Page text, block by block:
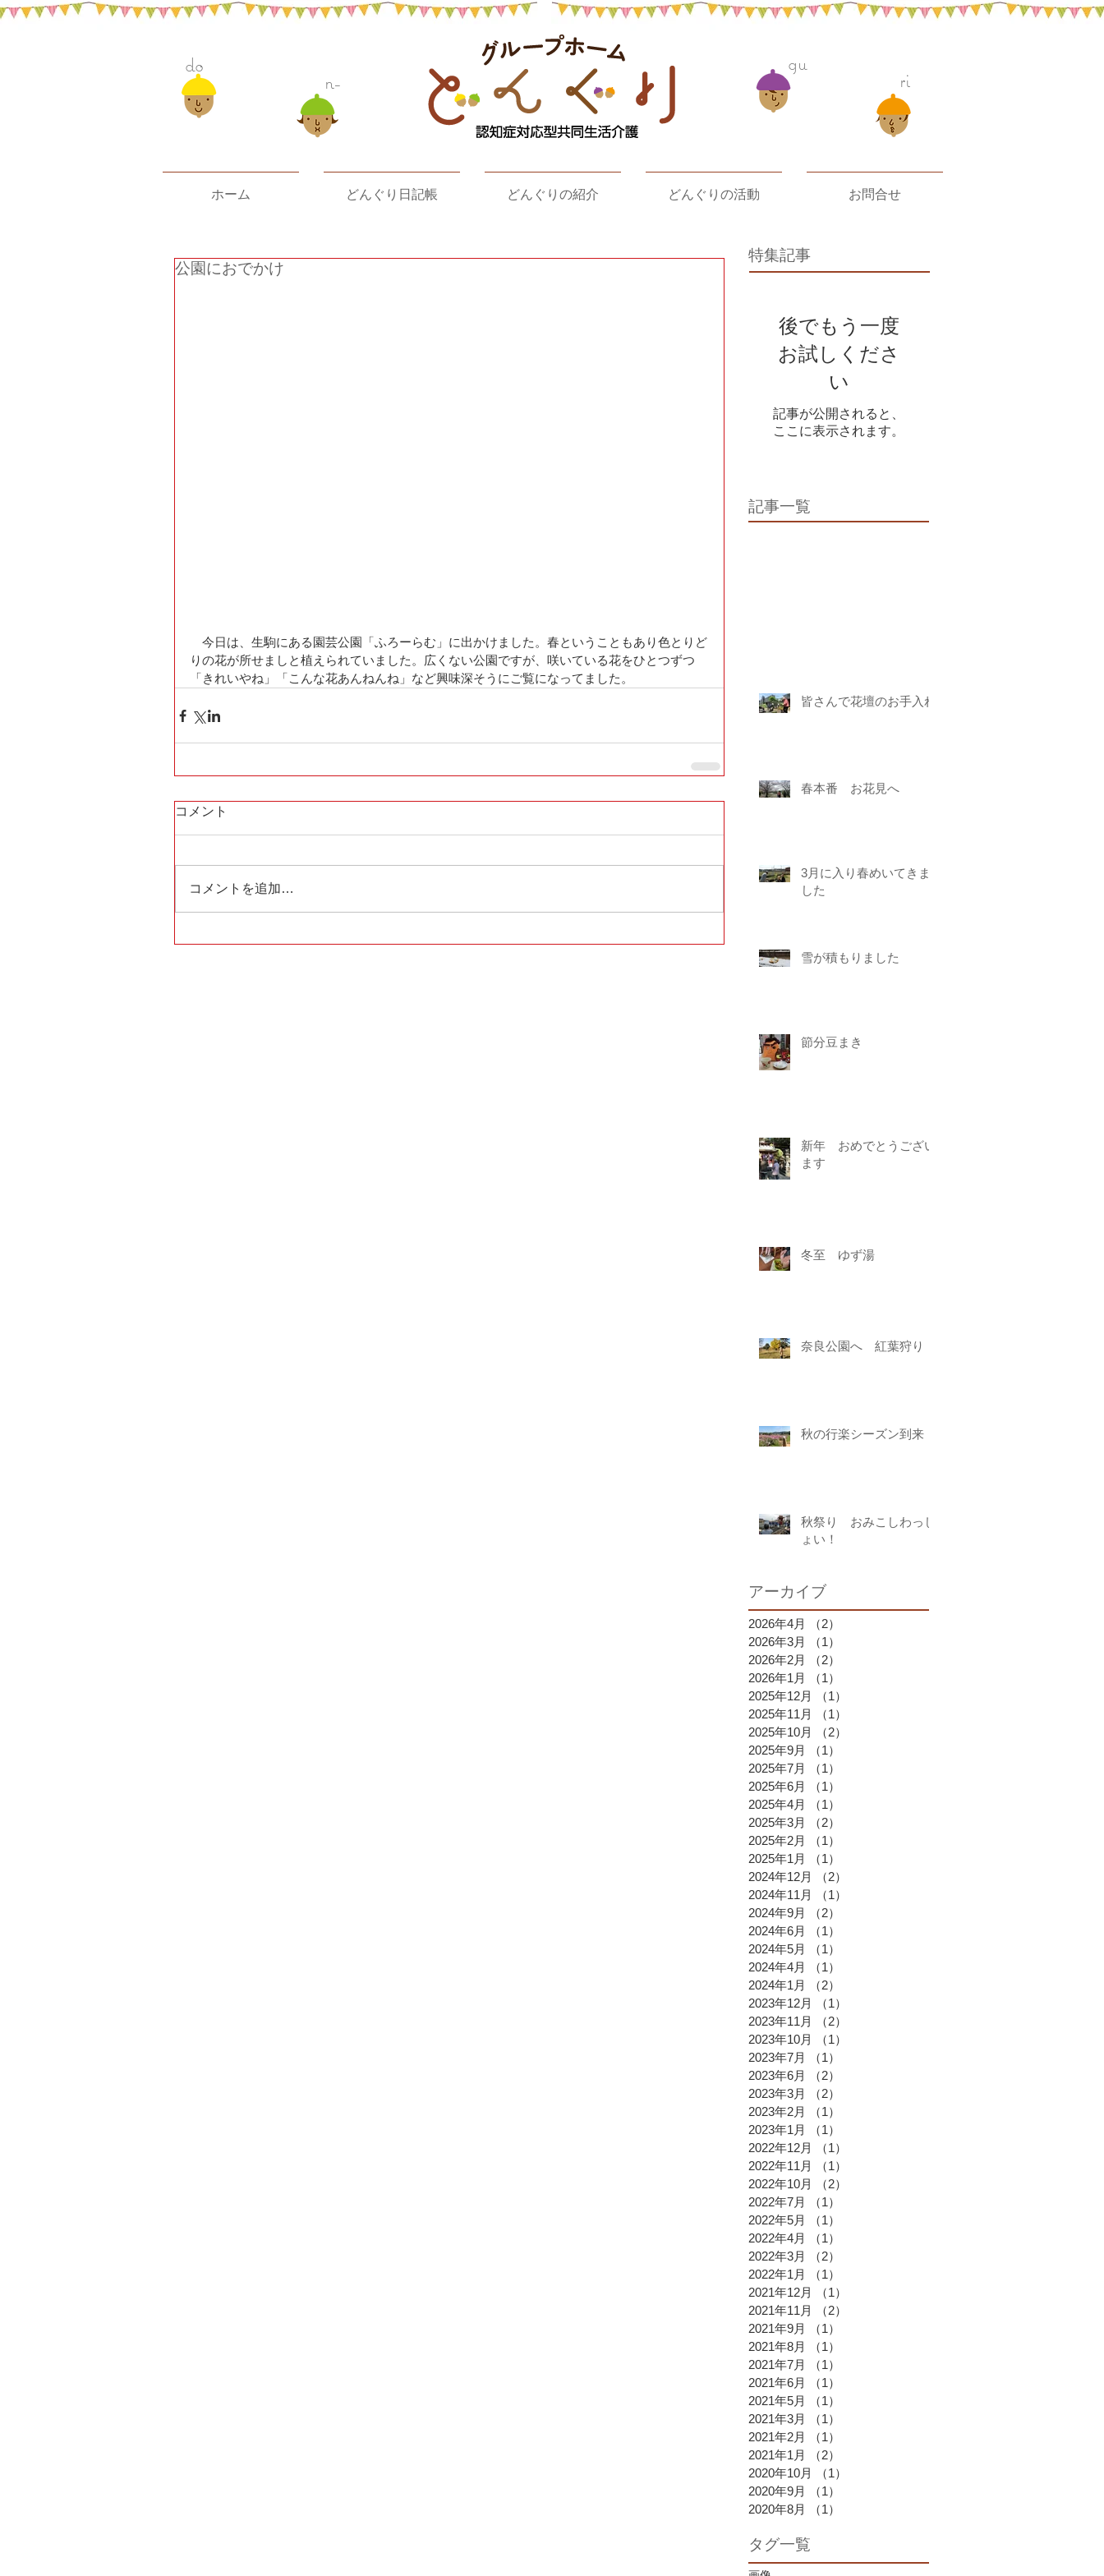
do
n-
gu
ri
ホーム どんぐり日記帳 どんぐりの紹介 どんぐりの活動 お問合せ
公園におでかけ
今日は、生駒にある園芸公園「ふろーらむ」に出かけました。春ということもあり色とりど
りの花が所せましと植えられていました。広くない公園ですが、咲いている花をひとつずつ
「きれいやね」「こんな花あんねんね」など興味深そうにご覧になってました。
コメント
コメントを追加…
特集記事
後でもう一度
お試しくださ
い
記事が公開されると、
ここに表示されます。
記事一覧
皆さんで花壇のお手入れ
春本番 お花見へ
3月に入り春めいてきま
した
雪が積もりました
節分豆まき
新年 おめでとうござい
ます
冬至 ゆず湯
奈良公園へ 紅葉狩り
秋の行楽シーズン到来
秋祭り おみこしわっし
ょい！
アーカイブ
2026年4月 （2）
2026年3月
（1）
2026年2月
（2）
2026年1月
（1）
2025年12月
（1）
2025年11月
（1）
2025年10月
（2）
2025年9月
（1）
2025年7月
（1）
2025年6月
（1）
2025年4月
（1）
2025年3月
（2）
2025年2月
（1）
2025年1月
（1）
2024年12月
（2）
2024年11月
（1）
2024年9月
（2）
2024年6月
（1）
2024年5月
（1）
2024年4月
（1）
2024年1月
（2）
2023年12月
（1）
2023年11月
（2）
2023年10月
（1）
2023年7月
（1）
2023年6月
（2）
2023年3月
（2）
2023年2月
（1）
2023年1月
（1）
2022年12月
（1）
2022年11月
（1）
2022年10月
（2）
2022年7月
（1）
2022年5月
（1）
2022年4月
（1）
2022年3月
（2）
2022年1月
（1）
2021年12月
（1）
2021年11月
（2）
2021年9月
（1）
2021年8月
（1）
2021年7月
（1）
2021年6月
（1）
2021年5月
（1）
2021年3月
（1）
2021年2月
（1）
2021年1月
（2）
2020年10月
（1）
2020年9月
（1）
2020年8月
（1）
タグ一覧